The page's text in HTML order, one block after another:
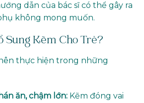
dẫn của bác sĩ có thể gây ra
không mong muốn.
Sung Kẽm Cho Trẻ?
thực hiện trong những
ăn, chậm lớn:Kẽm đóng vai